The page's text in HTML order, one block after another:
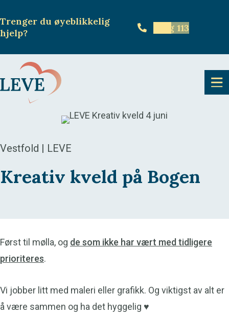
Trenger du øyeblikkelig
hjelp? Ring 113
Vestfold | LEVE
Kreativ kveld på Bogen
Først til mølla, og de som ikke har vært med tidligere
prioriteres.
Vi jobber litt med maleri eller grafikk. Og viktigst av alt er
å være sammen og ha det hyggelig ♥️